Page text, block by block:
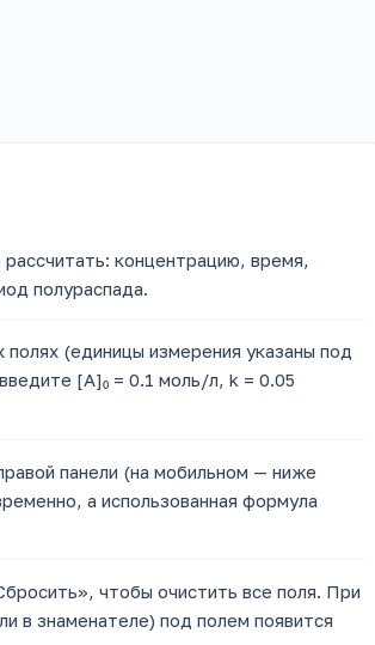
концентрацию, время,
полураспада.
(единицы измерения указаны под
[A]₀ = 0.1 моль/л, k = 0.05
панели (на мобильном — ниже
а использованная формула
чтобы очистить все поля. При
в знаменателе) под полем появится